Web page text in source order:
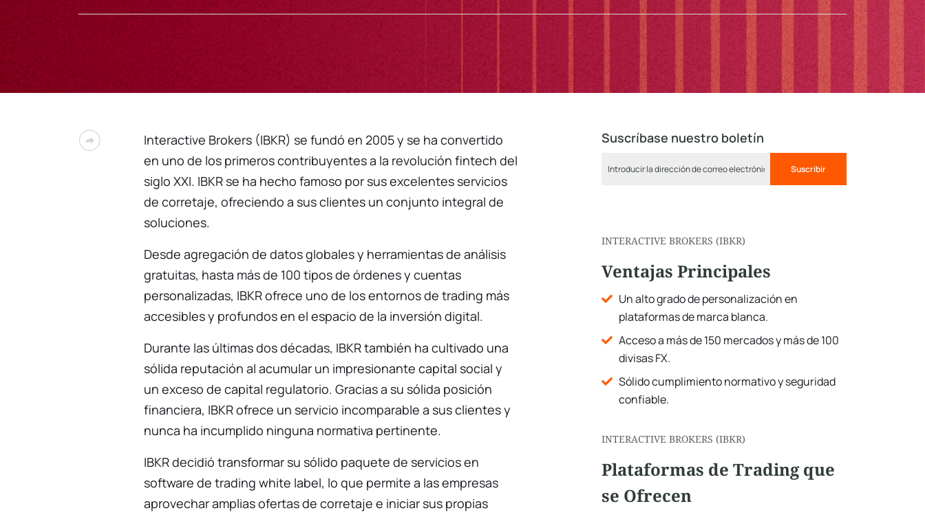
Interactive Brokers (IBKR) se fundó en 2005 y se ha convertido
en uno de los primeros contribuyentes a la revolución fintech del
siglo XXI. IBKR se ha hecho famoso por sus excelentes servicios
de corretaje, ofreciendo a sus clientes un conjunto integral de
soluciones.
Desde agregación de datos globales y herramientas de análisis
gratuitas, hasta más de 100 tipos de órdenes y cuentas
personalizadas, IBKR ofrece uno de los entornos de trading más
accesibles y profundos en el espacio de la inversión digital.
Durante las últimas dos décadas, IBKR también ha cultivado una
sólida reputación al acumular un impresionante capital social y
un exceso de capital regulatorio. Gracias a su sólida posición
financiera, IBKR ofrece un servicio incomparable a sus clientes y
nunca ha incumplido ninguna normativa pertinente.
IBKR decidió transformar su sólido paquete de servicios en
software de trading white label, lo que permite a las empresas
aprovechar amplias ofertas de corretaje e iniciar sus propias
Suscríbase nuestro boletín
Suscribir
INTERACTIVE BROKERS (IBKR)
Ventajas Principales
Un alto grado de personalización en
plataformas de marca blanca.
Acceso a más de 150 mercados y más de 100
divisas FX.
Sólido cumplimiento normativo y seguridad
confiable.
INTERACTIVE BROKERS (IBKR)
Plataformas de Trading que
se Ofrecen